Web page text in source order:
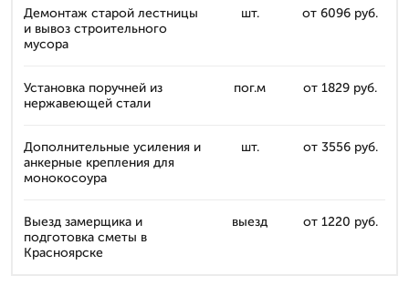
Демонтаж старой лестницы
и вывоз строительного
мусора
шт. от 6096 руб.
Установка поручней из
нержавеющей стали
пог.м от 1829 руб.
Дополнительные усиления и
анкерные крепления для
монокосоура
шт. от 3556 руб.
Выезд замерщика и
подготовка сметы в
Красноярске
выезд от 1220 руб.